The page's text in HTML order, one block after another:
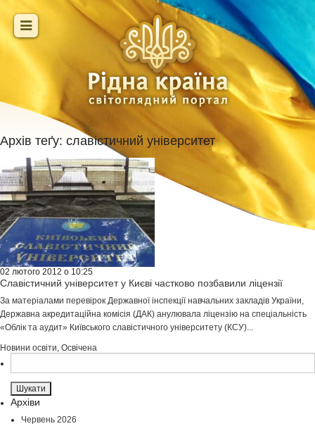
Архів теґу: славістичний університет
02 лютого 2012 о 10:25
Славістичний університет у Києві частково позбавили ліцензії
За матеріалами перевірок Державної інспекції навчальних закладів України,
Державна акредитаційна комісія (ДАК) анулювала ліцензію на спеціальність
«Облік та аудит» Київського славістичного університету (КСУ)...
Новини освіти, Освічена
Архіви
Червень 2026